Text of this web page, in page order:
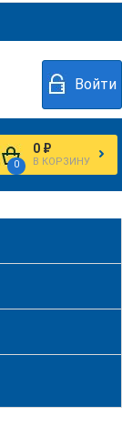
Войти
0
0 ₽
В КОРЗИНУ